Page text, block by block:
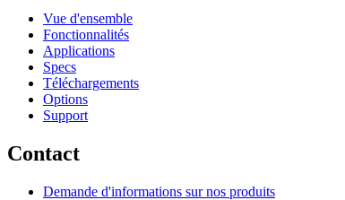
Vue d'ensemble
Fonctionnalités
Applications
Specs
Téléchargements
Options
Support
Contact
Demande d'informations sur nos produits